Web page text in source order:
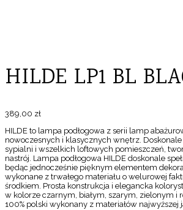
HILDE LP1 BL
389,00 zł
HILDE to lampa podłogowa z serii lamp
nowoczesnych i klasycznych wnętrz. Doskonale
sypialni i wszelkich loftowych pomieszczeń,
nastrój. Lampa podłogowa HILDE doskonale
będąc jednocześnie pięknym elementem
wykonane z trwałego materiału o welurowej
środkiem. Prosta konstrukcja i elegancka
w kolorze czarnym, białym, szarym, zielonym i
100% polski wykonany z materiałów najwyższej